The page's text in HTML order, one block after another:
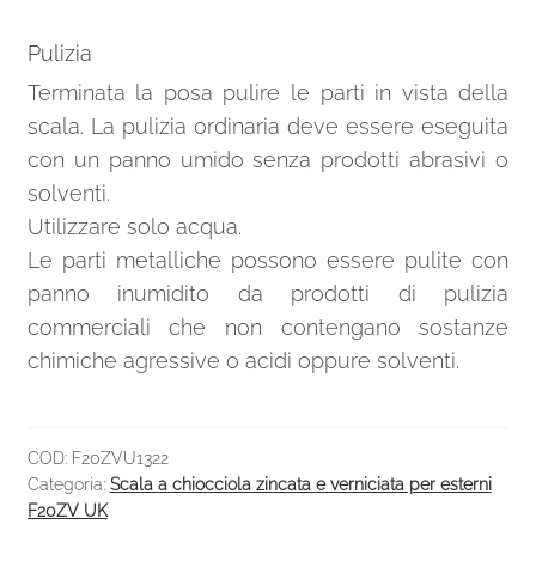
Pulizia
Terminata la posa pulire le parti in vista della
scala. La pulizia ordinaria deve essere eseguita
con un panno umido senza prodotti abrasivi o
solventi.
Utilizzare solo acqua.
Le parti metalliche possono essere pulite con
panno inumidito da prodotti di pulizia
commerciali che non contengano sostanze
chimiche agressive o acidi oppure solventi.
COD: F20ZVU1322
Categoria: Scala a chiocciola zincata e verniciata per esterni
F20ZV UK